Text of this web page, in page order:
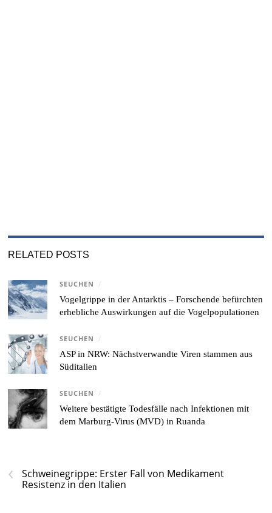
RELATED POSTS
SEUCHEN /
Vogelgrippe in der Antarktis – Forschende befürchten
erhebliche Auswirkungen auf die Vogelpopulationen
SEUCHEN /
ASP in NRW: Nächstverwandte Viren stammen aus
Süditalien
SEUCHEN /
Weitere bestätigte Todesfälle nach Infektionen mit
dem Marburg-Virus (MVD) in Ruanda
‹
Schweinegrippe: Erster Fall von Medikament
Resistenz in den Italien